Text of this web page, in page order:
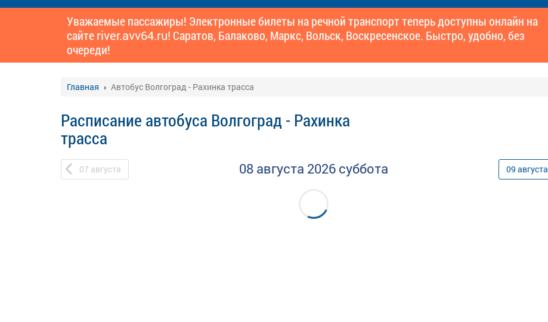
Уважаемые пассажиры! Электронные билеты на речной транспорт теперь доступны онлайн на
сайтеriver.avv64.ru! Саратов, Балаково, Маркс, Вольск, Воскресенское. Быстро, удобно, без
очереди!
Главная Автобус Волгоград - Рахинка трасса
Расписание автобуса Волгоград - Рахинка
трасса
07 августа 08 августа 2026 суббота 09 августа